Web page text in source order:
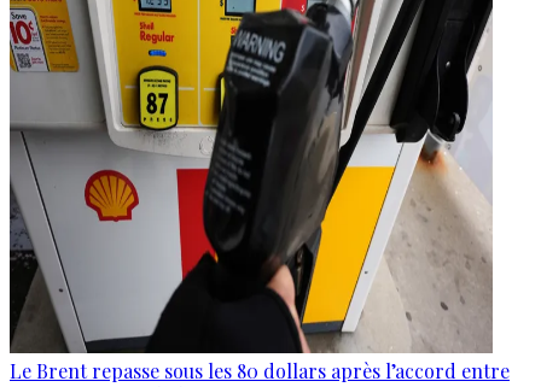
Le Brent repasse sous les 80 dollars après l’accord entre